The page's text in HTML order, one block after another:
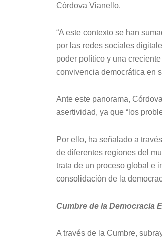
Córdova Vianello.
“A este contexto se han
por las redes sociales
poder político y una
convivencia democrática en
Ante este panorama,
asertividad, ya que “los
Por ello, ha señalado a
de diferentes regiones del
trata de un proceso global e
consolidación de la
Cumbre de la Democracia
A través de la Cumbre,